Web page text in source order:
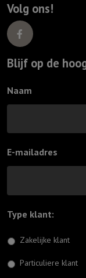
Volg ons!
Blijf op de
Naam
E-mailadres
Type klant:
Zakelijke klant
Particuliere klant